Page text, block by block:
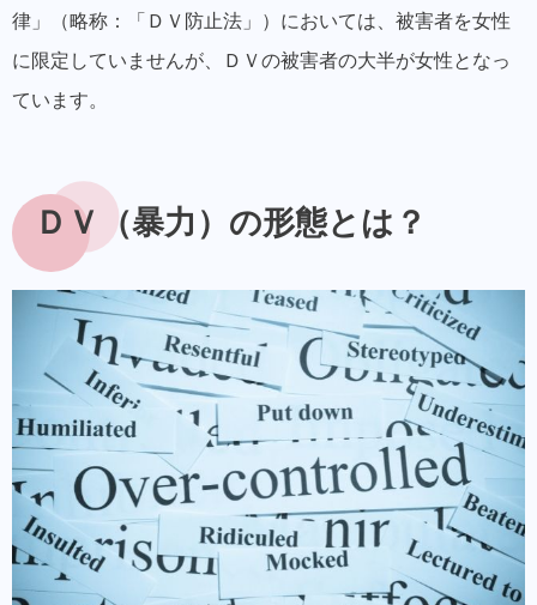
律」（略称：「ＤＶ防止法」）においては、被害者を女性
に限定していませんが、ＤＶの被害者の大半が女性となっ
ています。
ＤＶ（暴力）の形態とは？